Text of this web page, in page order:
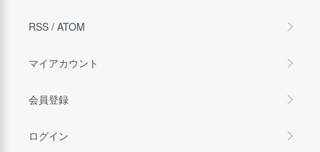
RSS / ATOM
マイアカウント
会員登録
ログイン